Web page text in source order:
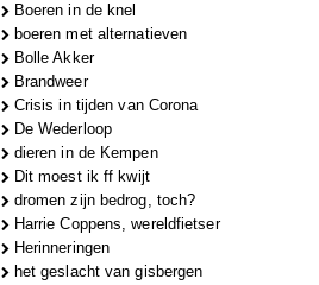
Boeren in de knel
boeren met alternatieven
Bolle Akker
Brandweer
Crisis in tijden van Corona
De Wederloop
dieren in de Kempen
Dit moest ik ff kwijt
dromen zijn bedrog, toch?
Harrie Coppens, wereldfietser
Herinneringen
het geslacht van gisbergen